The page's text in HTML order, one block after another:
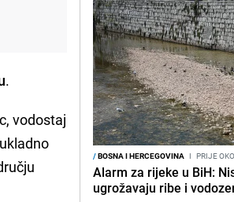
.
vodostaj
/BOSNA I HERCEGOVINA I PRIJE
Alarm za rijeke u BiH:
ugrožavaju ribe i